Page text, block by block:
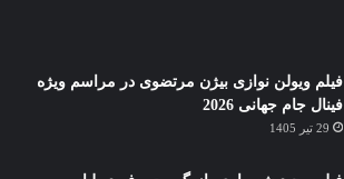
فیلم ویولن نوازی بیژن مرتضوی در مراسم ویژه
فینال جام جهانی 2026
29 تیر 1405